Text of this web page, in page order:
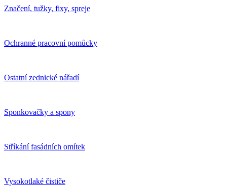
Značení, tužky, fixy, spreje
Ochranné pracovní pomůcky
Ostatní zednické nářadí
Sponkovačky a spony
Stříkání fasádních omítek
Vysokotlaké čističe